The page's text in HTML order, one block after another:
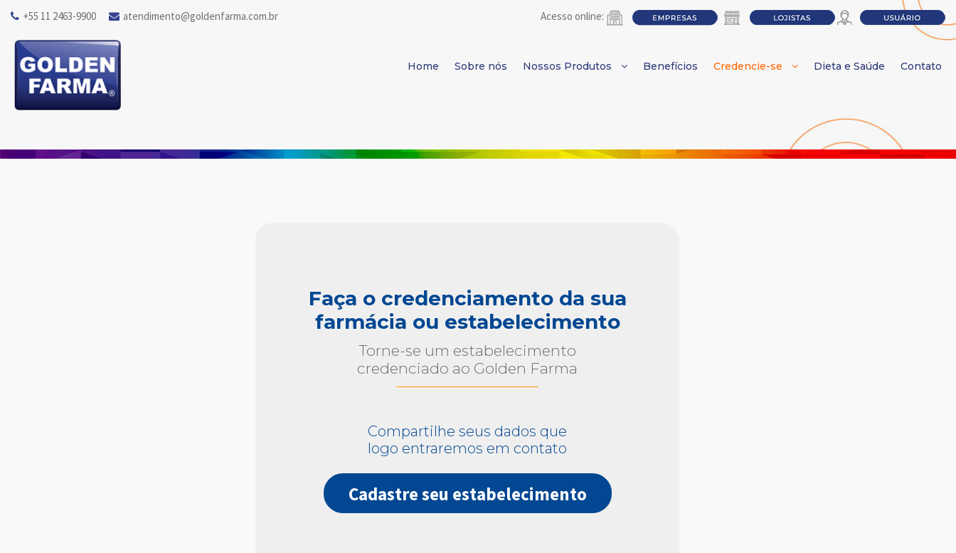
+55 11 2463-9900 atendimento@goldenfarma.com.br Acesso online:
Home Sobre nós Nossos Produtos Benefícios Credencie-se Dieta e Saúde Contato
Faça o credenciamento da sua
farmácia ou estabelecimento
Torne-se um estabelecimento
credenciado ao Golden Farma
Compartilhe seus dados que
logo entraremos em contato
Cadastre seu estabelecimento